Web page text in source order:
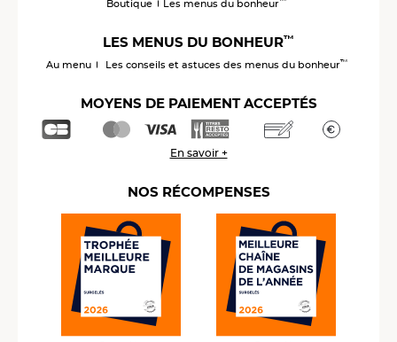
Boutique
Les menus du bonheur
LES MENUS DU BONHEUR™
Au menu Les conseils et astuces des menus du bonheur™
MOYENS DE PAIEMENT ACCEPTÉS
En savoir +
NOS RÉCOMPENSES